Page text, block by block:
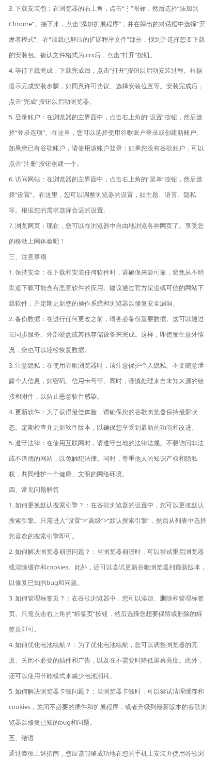
3. 下载安装包：在浏览器的右上角，点击“⋮”图标，然后选择“添加到
Chrome”。接下来，点击“添加扩展程序”，并在弹出的对话框中选择“开
发者模式”。在“加载已解压的扩展程序文件”部分，找到并选择您要下载
的安装包。确认文件格式为.crx后，点击“打开”按钮。
4. 等待下载完成：下载完成后，点击“打开”按钮以启动安装过程。根据
提示完成安装步骤，如同意许可协议、选择安装位置等。安装完成后，
点击“完成”按钮以启动浏览器。
5. 登录账户：在浏览器的主界面中，点击右上角的“设置”按钮，然后选
择“登录选项”。在这里，您可以选择使用谷歌账户登录或创建新账户。
如果您已有谷歌账户，请使用该账户登录；如果您没有谷歌账户，可以
点击“注册”按钮创建一个。
6. 访问网站：在浏览器的主界面中，点击右上角的“菜单”按钮，然后选
择“设置”。在这里，您可以调整浏览器的设置，如主题、语言、隐私
等。根据您的需求选择合适的设置。
7. 浏览网页：现在，您可以在浏览器中自由地浏览各种网页了。享受您
的移动上网体验吧！
三、注意事项
1. 保持安全：在下载和安装任何软件时，请确保来源可靠，避免从不明
渠道下载可能含有恶意软件的应用。建议通过官方渠道或可信的网站下
载软件，并定期更新您的操作系统和浏览器以修复安全漏洞。
2. 备份数据：在进行任何更改之前，请务必备份重要数据。这可以通过
云同步服务、外部硬盘或其他存储设备来完成。这样，即使发生意外情
况，您也可以轻松恢复数据。
3. 注意隐私：在使用谷歌浏览器时，请注意保护个人隐私。不要随意泄
露个人信息，如密码、信用卡号等。同时，谨慎处理来自未知来源的链
接和附件，以防止恶意软件感染。
4. 更新软件：为了获得最佳体验，请确保您的谷歌浏览器保持最新状
态。定期检查并更新软件版本，以确保您享受到最新的功能和改进。
5. 遵守法律：在使用互联网时，请遵守当地的法律法规。不要访问非法
或不道德的网站，以免触犯法律。同时，尊重他人的知识产权和隐私
权，共同维护一个健康、文明的网络环境。
四、常见问题解答
1. 如何更换默认搜索引擎？：在谷歌浏览器的设置中，您可以更改默认
搜索引擎。只需进入“设置”>“高级”>“默认搜索引擎”，然后从列表中选择
您喜欢的搜索引擎即可。
2. 如何解决浏览器崩溃问题？：当浏览器崩溃时，可以尝试重启浏览器
或清除缓存和cookies。此外，还可以尝试更新谷歌浏览器到最新版本，
以修复已知的bug和问题。
3. 如何管理标签页？：在谷歌浏览器中，您可以添加、删除和管理标签
页。只需点击右上角的“标签页”按钮，然后选择您想要保留或删除的标
签页即可。
4. 如何优化电池续航？：为了优化电池续航，您可以调整浏览器的亮
度、关闭不必要的插件和广告，以及在不需要时降低屏幕亮度。此外，
还可以使用节能模式来减少电池消耗。
5. 如何解决浏览器卡顿问题？：当浏览器卡顿时，可以尝试清理缓存和
cookies，关闭不必要的插件和扩展程序，或者升级到最新版本的谷歌浏
览器以修复已知的bug和问题。
五、结语
通过遵循上述指南，您应该能够成功地在您的手机上安装并使用谷歌浏